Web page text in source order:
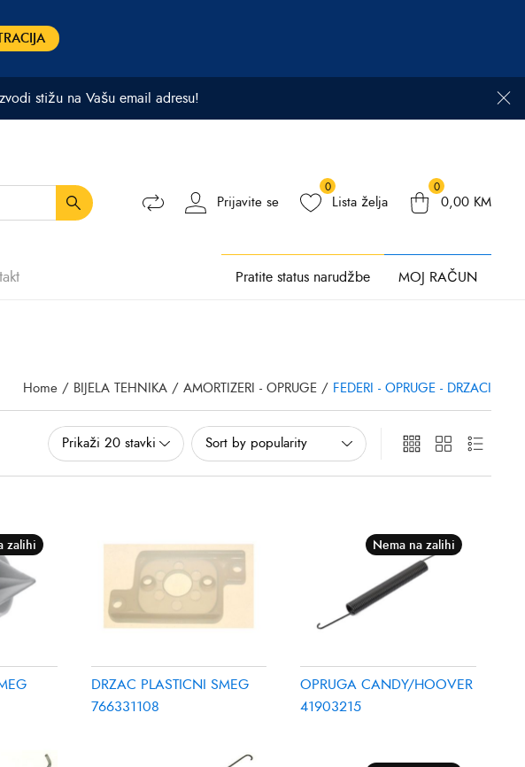
stižu na Vašu email adresu!
Prijavite se
0
Lista želja
0
0,00 KM
Pratite status narudžbe MOJ RAČUN
Home / BIJELA TEHNIKA / AMORTIZERI - OPRUGE / FEDERI - OPRUGE - DRZACI
zalihi
DRZAC PLASTICNI SMEG
766331108
Nema na zalihi
OPRUGA CANDY/HOOVER
41903215